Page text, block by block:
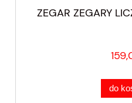
ZEGAR ZEGARY
do